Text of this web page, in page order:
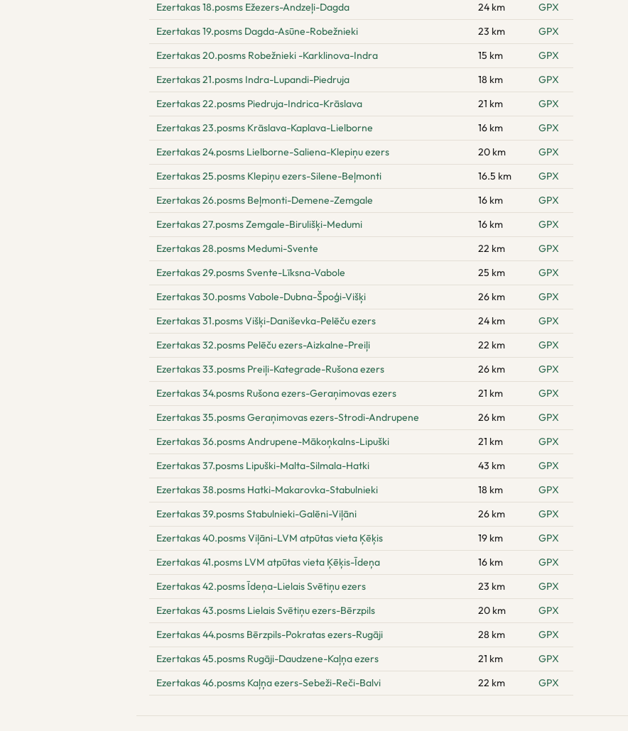
Ezertakas 18.posms Ežezers-Andzeļi-Dagda
24 km
GPX
Ezertakas 19.posms Dagda-Asūne-Robežnieki
23 km
GPX
Ezertakas 20.posms Robežnieki -Karklinova-Indra
15 km
GPX
Ezertakas 21.posms Indra-Lupandi-Piedruja
18 km
GPX
Ezertakas 22.posms Piedruja-Indrica-Krāslava
21 km
GPX
Ezertakas 23.posms Krāslava-Kaplava-Lielborne
16 km
GPX
Ezertakas 24.posms Lielborne-Saliena-Klepiņu ezers
20 km
GPX
Ezertakas 25.posms Klepiņu ezers-Silene-Beļmonti
16.5 km
GPX
Ezertakas 26.posms Beļmonti-Demene-Zemgale
16 km
GPX
Ezertakas 27.posms Zemgale-Birulišķi-Medumi
16 km
GPX
Ezertakas 28.posms Medumi-Svente
22 km
GPX
Ezertakas 29.posms Svente-Līksna-Vabole
25 km
GPX
Ezertakas 30.posms Vabole-Dubna-Špoģi-Višķi
26 km
GPX
Ezertakas 31.posms Višķi-Daniševka-Pelēču ezers
24 km
GPX
Ezertakas 32.posms Pelēču ezers-Aizkalne-Preiļi
22 km
GPX
Ezertakas 33.posms Preiļi-Kategrade-Rušona ezers
26 km
GPX
Ezertakas 34.posms Rušona ezers-Geraņimovas ezers
21 km
GPX
Ezertakas 35.posms Geraņimovas ezers-Strodi-Andrupene
26 km
GPX
Ezertakas 36.posms Andrupene-Mākoņkalns-Lipuški
21 km
GPX
Ezertakas 37.posms Lipuški-Malta-Silmala-Hatki
43 km
GPX
Ezertakas 38.posms Hatki-Makarovka-Stabulnieki
18 km
GPX
Ezertakas 39.posms Stabulnieki-Galēni-Viļāni
26 km
GPX
Ezertakas 40.posms Viļāni-LVM atpūtas vieta Ķēķis
19 km
GPX
Ezertakas 41.posms LVM atpūtas vieta Ķēķis-Īdeņa
16 km
GPX
Ezertakas 42.posms Īdeņa-Lielais Svētiņu ezers
23 km
GPX
Ezertakas 43.posms Lielais Svētiņu ezers-Bērzpils
20 km
GPX
Ezertakas 44.posms Bērzpils-Pokratas ezers-Rugāji
28 km
GPX
Ezertakas 45.posms Rugāji-Daudzene-Kaļņa ezers
21 km
GPX
Ezertakas 46.posms Kaļņa ezers-Sebeži-Reči-Balvi
22 km GPX